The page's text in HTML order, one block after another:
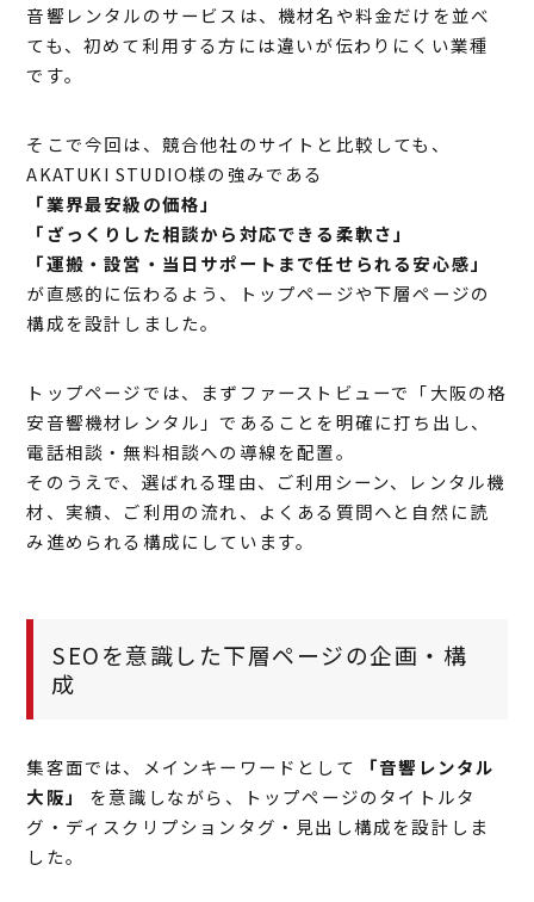
音響レンタルのサービスは、機材名や料金だけを並べ
ても、初めて利用する方には違いが伝わりにくい業種
です。
そこで今回は、競合他社のサイトと比較しても、
AKATUKI STUDIO様の強みである
「業界最安級の価格」
「ざっくりした相談から対応できる柔軟さ」
「運搬・設営・当日サポートまで任せられる安心感」
が直感的に伝わるよう、トップページや下層ページの
構成を設計しました。
トップページでは、まずファーストビューで「大阪の格
安音響機材レンタル」であることを明確に打ち出し、
電話相談・無料相談への導線を配置。
そのうえで、選ばれる理由、ご利用シーン、レンタル機
材、実績、ご利用の流れ、よくある質問へと自然に読
み進められる構成にしています。
SEOを意識した下層ページの企画・構
成
集客面では、メインキーワードとして
「音響レンタル
大阪」
を意識しながら、トップページのタイトルタ
グ・ディスクリプションタグ・見出し構成を設計しま
した。